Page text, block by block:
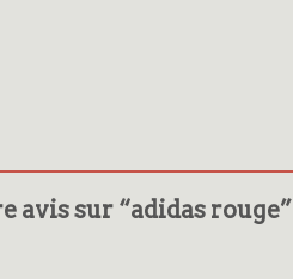
avis sur “adidas rouge”